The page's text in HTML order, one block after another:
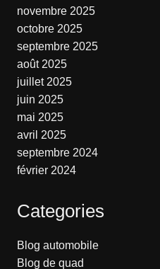
novembre 2025
octobre 2025
septembre 2025
août 2025
juillet 2025
juin 2025
mai 2025
avril 2025
septembre 2024
février 2024
Categories
Blog automobile
Blog de quad